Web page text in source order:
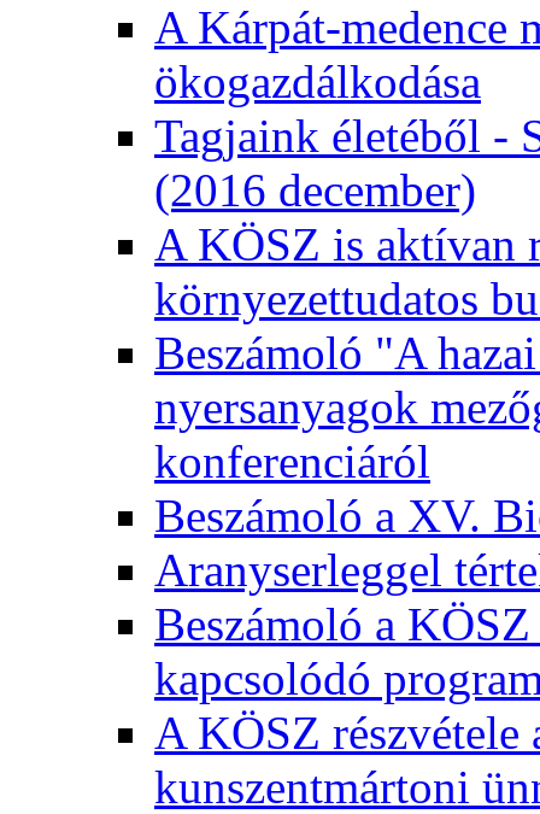
A Kárpát-medence
ökogazdálkodása
Tagjaink életéből -
(2016 december)
A KÖSZ is aktívan
környezettudatos
Beszámoló "A
nyersanyagok
konferenciáról
Beszámoló a XV.
Aranyserleggel
Beszámoló a
kapcsolódó
A KÖSZ részvétele
kunszentmártoni